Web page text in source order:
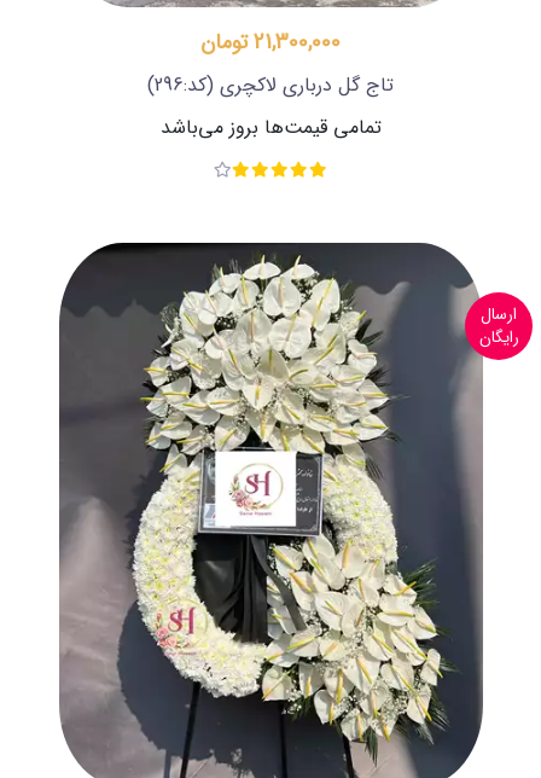
21,300,000 تومان
تاج گل درباری لاکچری (کد:296)
تمامی قیمت‌ها بروز می‌باشد
ارسال
رایگان